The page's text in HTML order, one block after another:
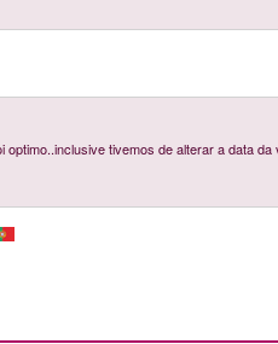
optimo..inclusive tivemos de alterar a data